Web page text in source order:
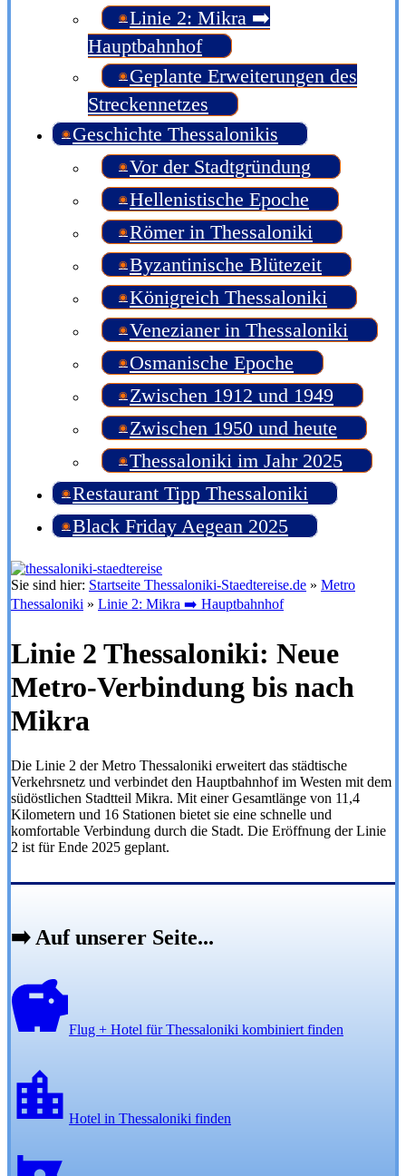
Linie 2: Mikra ➡️
Hauptbahnhof
Geplante Erweiterungen des
Streckennetzes
Geschichte Thessalonikis
Vor der Stadtgründung
Hellenistische Epoche
Römer in Thessaloniki
Byzantinische Blütezeit
Königreich Thessaloniki
Venezianer in Thessaloniki
Osmanische Epoche
Zwischen 1912 und 1949
Zwischen 1950 und heute
Thessaloniki im Jahr 2025
Restaurant Tipp Thessaloniki
Black Friday Aegean 2025
Sie sind hier: Startseite Thessaloniki-Staedtereise.de » Metro
Thessaloniki » Linie 2: Mikra ➡️ Hauptbahnhof
Linie 2 Thessaloniki: Neue
Metro-Verbindung bis nach
Mikra
Die Linie 2 der Metro Thessaloniki erweitert das städtische
Verkehrsnetz und verbindet den Hauptbahnhof im Westen mit dem
südöstlichen Stadtteil Mikra. Mit einer Gesamtlänge von 11,4
Kilometern und 16 Stationen bietet sie eine schnelle und
komfortable Verbindung durch die Stadt. Die Eröffnung der Linie
2 ist für Ende 2025 geplant.
➡️ Auf unserer Seite...
Flug + Hotel für Thessaloniki kombiniert finden
Hotel in Thessaloniki finden